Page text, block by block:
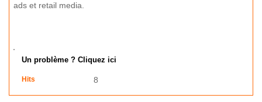
ads et retail media.
Un problème ? Cliquez ici
Hits 8